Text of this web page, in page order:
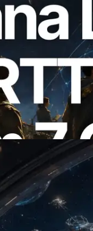
Slot API Uit
API